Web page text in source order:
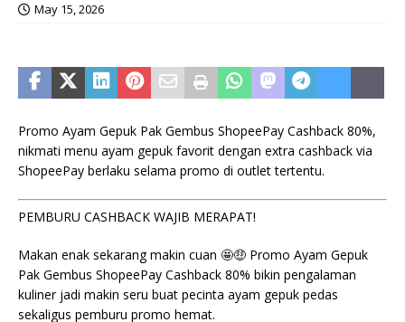
May 15, 2026
Promo Ayam Gepuk Pak Gembus ShopeePay Cashback 80%,
nikmati menu ayam gepuk favorit dengan extra cashback via
ShopeePay berlaku selama promo di outlet tertentu.
PEMBURU CASHBACK WAJIB MERAPAT!
Makan enak sekarang makin cuan 🤩🤑 Promo Ayam Gepuk
Pak Gembus ShopeePay Cashback 80% bikin pengalaman
kuliner jadi makin seru buat pecinta ayam gepuk pedas
sekaligus pemburu promo hemat.